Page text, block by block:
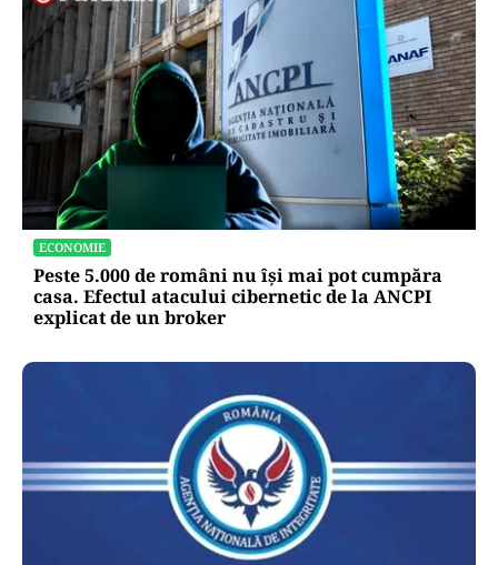
ECONOMIE
Peste 5.000 de români nu își mai pot cumpăra
casa. Efectul atacului cibernetic de la ANCPI
explicat de un broker